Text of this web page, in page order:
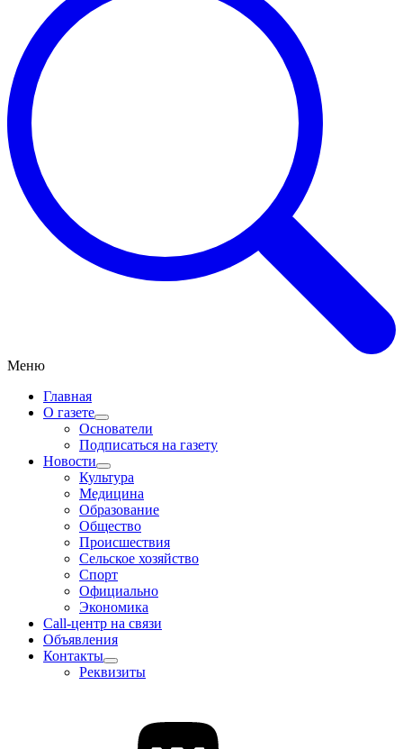
Меню
Главная
О газете
Основатели
Подписаться на газету
Новости
Культура
Медицина
Образование
Общество
Происшествия
Сельское хозяйство
Спорт
Официально
Экономика
Call-центр на связи
Объявления
Контакты
Реквизиты